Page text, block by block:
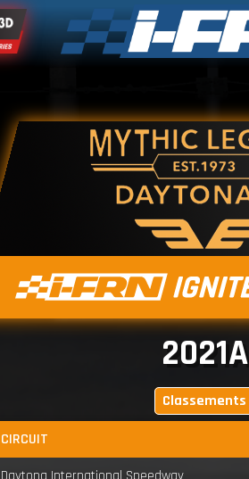
2021A
Classements
CIRCUIT